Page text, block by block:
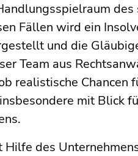
des
Fällen wird ein
und die
Team aus
realistische Chancen
mit Blick
des